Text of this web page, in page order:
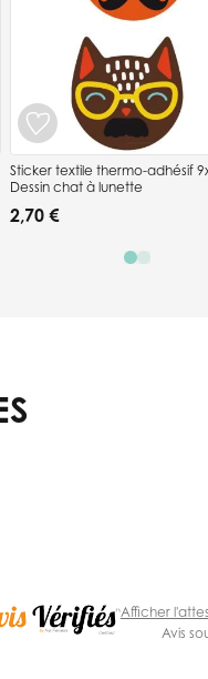
Sticker textile thermo-adhésif 9x15 cm -
Dessin chat à lunette
2,70 €
Afficher
Avis